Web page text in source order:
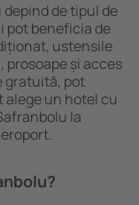
de tipul de
pot beneficia de
ustensile
prosoape și acces
gratuită, pot
alege un hotel cu
la